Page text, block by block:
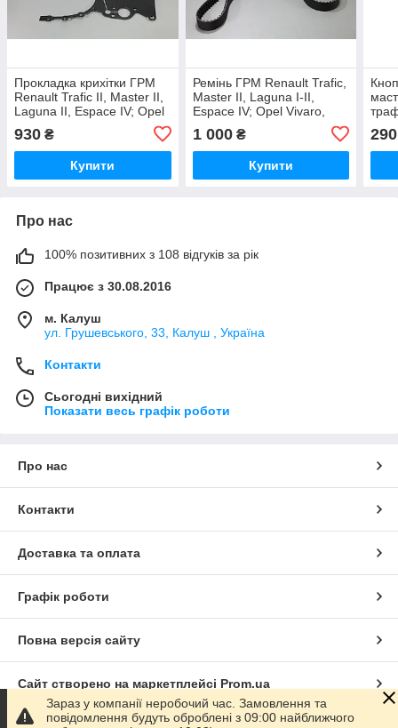
Прокладка крихітки ГРМ
Renault Trafic II, Master II,
Laguna II, Espace IV; Opel
Vivaro, Movano 2.2/2.5dCi
930 ₴
Купити
Ремінь ГРМ Renault Trafic,
Master II, Laguna I-II,
Espace IV; Opel Vivaro,
1 000₴
Купити
290
Про нас
100% позитивних з 108 відгуків за рік
Працює з 30.08.2016
м. Калуш
ул. Грушевського, 33, Калуш , Україна
Контакти
Сьогодні вихідний
Показати весь графік роботи
Про нас
Контакти
Доставка та оплата
Графік роботи
Повна версія сайту
Сайт створено на маркетплейсі Prom.ua
Зараз у компанії неробочий час. Замовлення та
повідомлення будуть оброблені з 09:00 найближчого